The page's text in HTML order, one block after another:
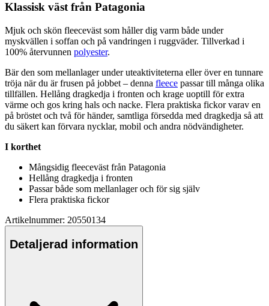
Klassisk väst från Patagonia
Mjuk och skön fleeceväst som håller dig varm både under
myskvällen i soffan och på vandringen i ruggväder. Tillverkad i
100% återvunnen polyester.
Bär den som mellanlager under uteaktiviteterna eller över en tunnare
tröja när du är frusen på jobbet – denna fleece passar till många olika
tillfällen. Hellång dragkedja i fronten och krage uoptill för extra
värme och gos kring hals och nacke. Flera praktiska fickor varav en
på bröstet och två för händer, samtliga försedda med dragkedja så att
du säkert kan förvara nycklar, mobil och andra nödvändigheter.
I korthet
Mångsidig fleeceväst från Patagonia
Hellång dragkedja i fronten
Passar både som mellanlager och för sig själv
Flera praktiska fickor
Artikelnummer: 20550134
Detaljerad information